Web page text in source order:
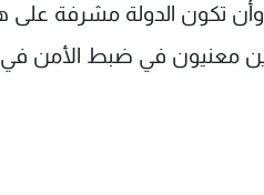
تكون الدولة مشرفة على
معنيون في ضبط الأمن